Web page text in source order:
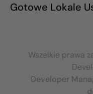
Gotowe Lokale
Wszelkie prawa
Developer